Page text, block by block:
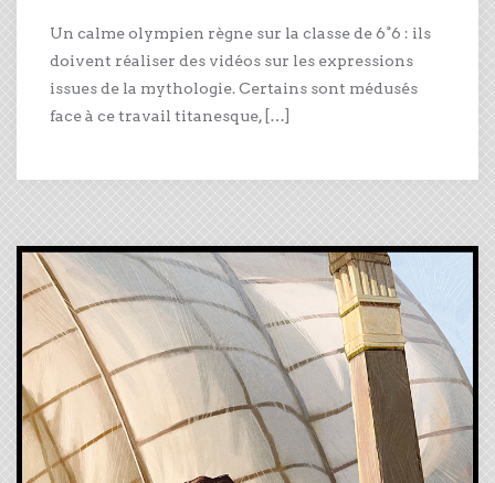
Un calme olympien règne sur la classe de 6°6 : ils
doivent réaliser des vidéos sur les expressions
issues de la mythologie. Certains sont médusés
face à ce travail titanesque, […]